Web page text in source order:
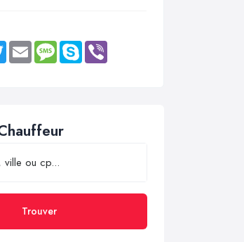
Twitter Email MessageSkype
Trouver